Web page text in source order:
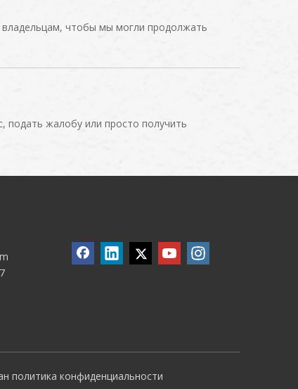
чтобы мы могли продолжать
подать жалобу или просто получить
политика конфиденциальности